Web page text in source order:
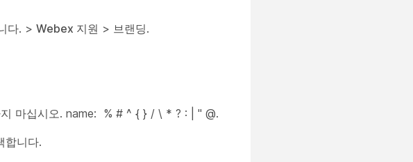
다. > Webex 지원 > 브랜딩.
마십시오. name: % # ^ { } / \ * ? : | " @.
합니다.